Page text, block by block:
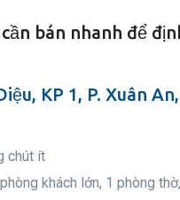
cần bán nhanh để
KP 1, P. Xuân
chút ít
khách lớn, 1 phòng